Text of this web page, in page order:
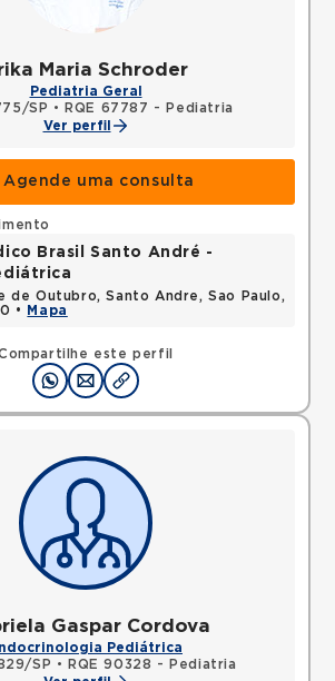
Maria Schroder
Pediatria Geral
SP •
RQE 67787 - Pediatria
Ver perfil
Agende uma consulta
este perfil
Brasil Santo André -
de Outubro, Santo Andre, Sao Paulo,
•
Mapa
Gaspar Cordova
Pediátrica
SP •
RQE 90328 - Pediatria